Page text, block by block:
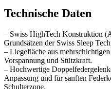
Technische Daten
– Swiss HighTech Konstruktion
Grundsätzen der Swiss Sleep
– Liegefläche aus
Vorspannung und Stützkraft.
– Hochwertige
Anpassung und für sanften
Schulterzone.